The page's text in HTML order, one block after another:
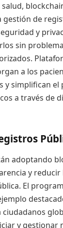
de
y
sin
a los
y simplifican el
a través de
adoptando
y
El
y gestionar